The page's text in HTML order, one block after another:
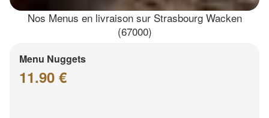
Nos Menus en livraison sur Strasbourg Wacken
(67000)
Menu Nuggets
11.90 €